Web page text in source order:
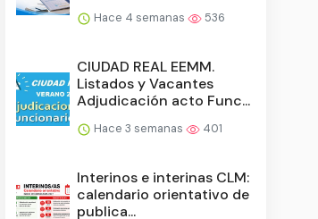
Hace 4 semanas 536
CIUDAD REAL EEMM.
Listados y Vacantes
Adjudicación acto Func...
Hace 3 semanas 401
Interinos e interinas CLM:
calendario orientativo de
publica...